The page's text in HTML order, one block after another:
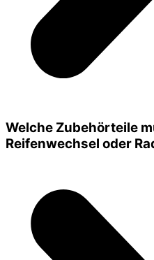
Welche Zubehörteile
Reifenwechsel oder